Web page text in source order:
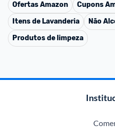
OfertasAmazon Cupons
Itens de Lavanderia
Não
Produtos de limpeza